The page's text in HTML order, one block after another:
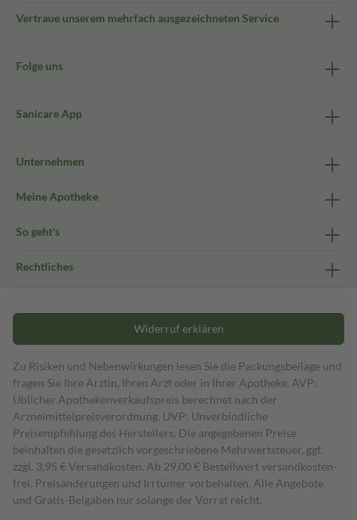
Vertraue unserem mehrfach ausgezeichneten Service
Folge uns
Sanicare App
Unternehmen
Meine Apotheke
So geht's
Rechtliches
Widerruf erklären
Zu Risiken und Nebenwirkungen lesen Sie die Packungsbeilage und
fragen Sie Ihre Ärztin, Ihren Arzt oder in Ihrer Apotheke. AVP:
Üblicher Apothekenverkaufspreis berechnet nach der
Arzneimittelpreisverordnung. UVP: Unverbindliche
Preisempfehlung des Herstellers. Die angegebenen Preise
beinhalten die gesetzlich vorgeschriebene Mehrwertsteuer, ggf.
zzgl. 3,95 € Versandkosten. Ab 29,00 € Bestell­wert versand­kosten­
frei. Preisänderungen und Irrtümer vorbehalten. Alle Angebote
und Gratis-Beigaben nur solange der Vorrat reicht.